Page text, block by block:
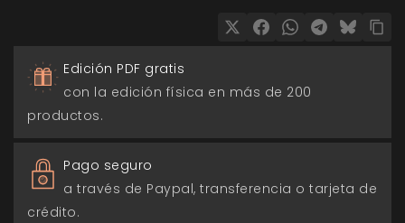
Edición PDF gratis
con la edición física en más de 200
productos.
Pago seguro
a través de Paypal, transferencia o tarjeta de
crédito.